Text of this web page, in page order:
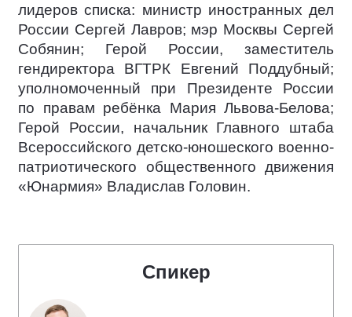
лидеров списка: министр иностранных дел
России Сергей Лавров; мэр Москвы Сергей
Собянин; Герой России, заместитель
гендиректора ВГТРК Евгений Поддубный;
уполномоченный при Президенте России
по правам ребёнка Мария Львова-Белова;
Герой России, начальник Главного штаба
Всероссийского детско-юношеского военно-
патриотического общественного движения
«Юнармия» Владислав Головин.
Спикер